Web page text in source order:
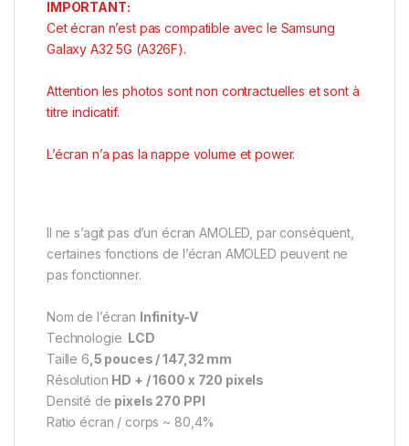
IMPORTANT:
Cet écran n’est pas compatible avec le Samsung
Galaxy A32 5G (A326F).
Attention les photos sont non contractuelles et sont à
titre indicatif.
L’écran n’a pas la nappe volume et power.
Il ne s’agit pas d’un écran AMOLED, par conséquent,
certaines fonctions de l’écran AMOLED peuvent ne
pas fonctionner.
Nom de l’écran Infinity-V
Technologie LCD
Taille 6 ,5 pouces / 147,32 mm
Résolution HD + / 1600 x 720 pixels
Densité de pixels 270 PPI
Ratio écran / corps ~ 80,4%